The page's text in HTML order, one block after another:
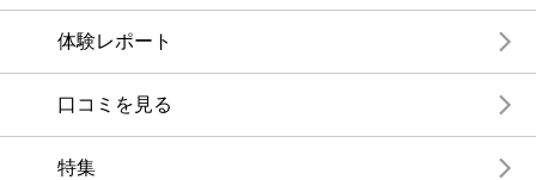
体験レポート
口コミを見る
特集